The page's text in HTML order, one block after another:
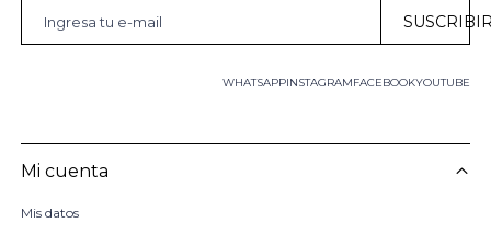
WHATSAPP FACEBOOKYOUTUBE
INSTAGRAM
Mi cuenta
Mis datos